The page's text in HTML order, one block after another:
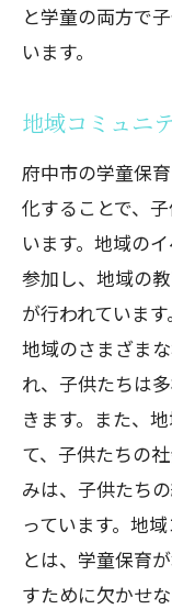
と学童の両方で
います。
地域コミュニ
府中市の学童保
化することで、
います。地域の
参加し、地域の
が行われていま
地域のさまざま
れ、子供たちは
きます。また、
て、子供たちの
みは、子供たち
っています。地
とは、学童保育
すために欠かせな